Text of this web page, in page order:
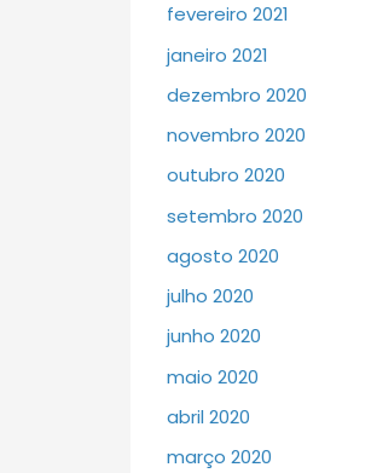
fevereiro 2021
janeiro 2021
dezembro 2020
novembro 2020
outubro 2020
setembro 2020
agosto 2020
julho 2020
junho 2020
maio 2020
abril 2020
março 2020